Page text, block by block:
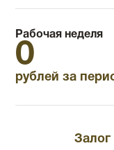
Рабочая неделя
0
рублей за
Залог